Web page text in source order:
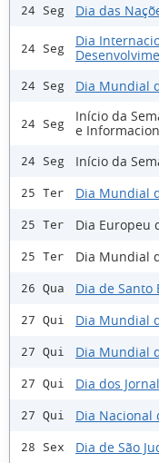
24 Seg Dia das
24 Seg
Dia
24 Seg Dia Mundial
24 Seg
Início da
e
24 Seg Início da
25 Ter Dia Mundial
25 Ter Dia Europeu
25 Ter Dia Mundial
26 Qua Dia de Santo
27 Qui Dia Mundial
27 Qui Dia Mundial
27 Qui Dia dos
27 Qui Dia Nacional
28 Sex Dia de São